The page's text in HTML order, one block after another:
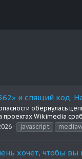
и спящий код.
обернулась
проектах Wikimedia
javascript
хочет, чтобы